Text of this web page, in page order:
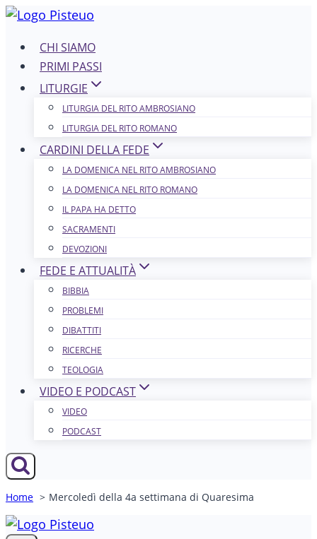
Salta
contenutoCHI SIAMO
PRIMI PASSI
LITURGIE
LITURGIA DEL RITO AMBROSIANO
LITURGIA DEL RITO ROMANO
CARDINI DELLA FEDE
LA DOMENICA NEL R​​​​​​ITO AMBROSIANO
LA DOMENICA NEL RITO ROMANO
IL PAPA HA DETTO
SACRAMENTI
DEVOZIONI
FEDE E ATTUALITÀ
BIBBIA
PROBLEMI
DIBATTITI
RICERCHE
TEOLOGIA
VIDEO E PODCAST
VIDEO
PODCAST
Home Mercoledì della 4a settimana di Quaresima